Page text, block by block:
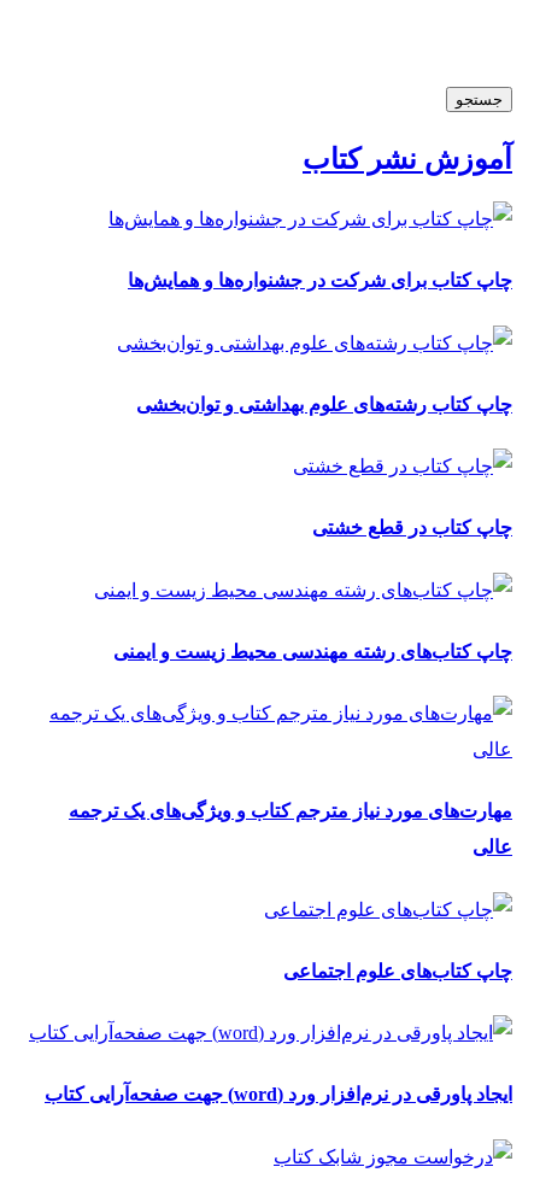
جستجو
آموزش نشر کتاب
چاپ کتاب برای شرکت در جشنواره‌ها و همایش‌ها
چاپ کتاب رشته‌های علوم بهداشتی و توان‌بخشی
چاپ کتاب در قطع خشتی
چاپ کتاب‌های رشته مهندسی محیط زیست و ایمنی
مهارت‌های مورد نیاز مترجم کتاب و ویژگی‌های یک ترجمه
عالی
چاپ کتاب‌های علوم اجتماعی
ایجاد پاورقی در نرم‌افزار ورد (word) جهت صفحه‌آرایی کتاب